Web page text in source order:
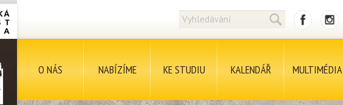
O NÁS NABÍZÍME KE STUDIU KALENDÁŘ MULTIMÉDIA